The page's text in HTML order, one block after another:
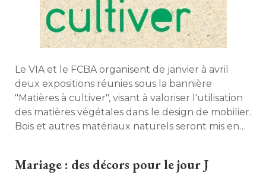
Le VIA et le FCBA organisent de janvier à avril
deux expositions réunies sous la bannière
"Matières à cultiver", visant à valoriser l'utilisation
des matières végétales dans le design de mobilier.
Bois et autres matériaux naturels seront mis en
unes des nombreuses œuvres exposées.
Mariage : des décors pour le jour J